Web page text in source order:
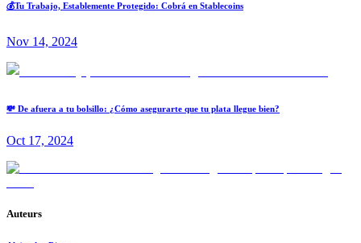
💰Tu Trabajo, Establemente Protegido: Cobrá en Stablecoins
Nov 14, 2024
💸 De afuera a tu bolsillo: ¿Cómo asegurarte que tu plata llegue bien?
Oct 17, 2024
Auteurs